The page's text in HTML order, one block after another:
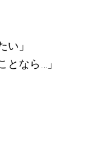
い」
となら…」